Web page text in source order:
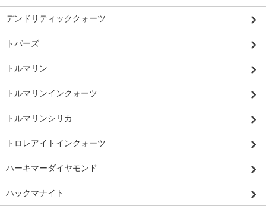
デンドリティッククォーツ
トパーズ
トルマリン
トルマリンインクォーツ
トルマリンシリカ
トロレアイトインクォーツ
ハーキマーダイヤモンド
ハックマナイト